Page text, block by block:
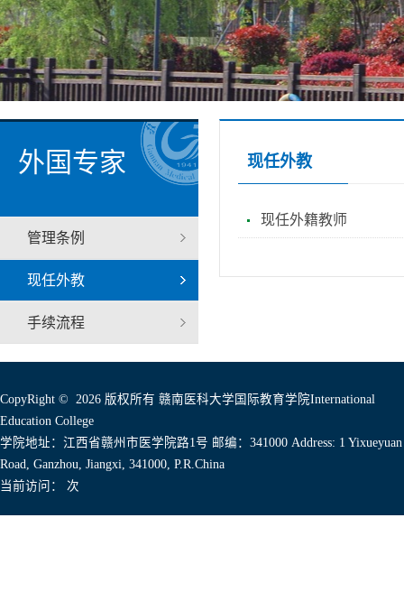
外国专家
管理条例
现任外教
手续流程
现任外教
现任外籍教师
CopyRight © 2026 版权所有 赣南医科大学国际教育学院International
Education College
学院地址：江西省赣州市医学院路1号 邮编：341000 Address: 1 Yixueyuan
Road, Ganzhou, Jiangxi, 341000, P.R.China
当前访问：
次